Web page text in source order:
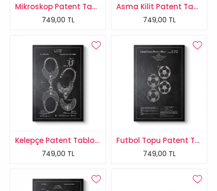
Mikroskop Patent Tablosu
749,00 TL
Asma Kilit Patent Tablosu
749,00 TL
Kelepçe Patent Tablosu
749,00 TL
Futbol Topu Patent Tablosu
749,00 TL